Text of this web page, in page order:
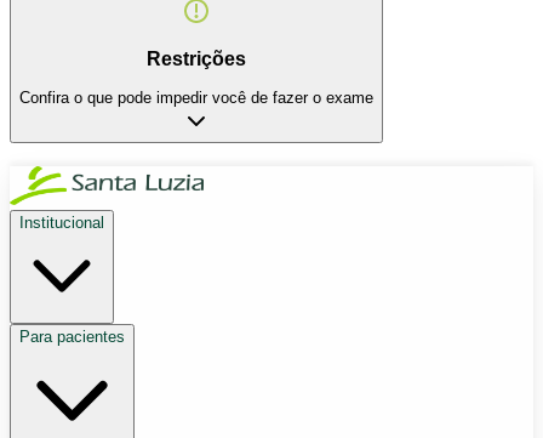
Restrições
Confira o que pode impedir você de fazer o exame
Institucional
Para pacientes